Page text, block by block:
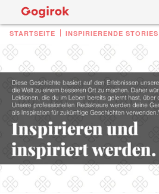
STARTSEITE INSPIRIERENDE STORIES